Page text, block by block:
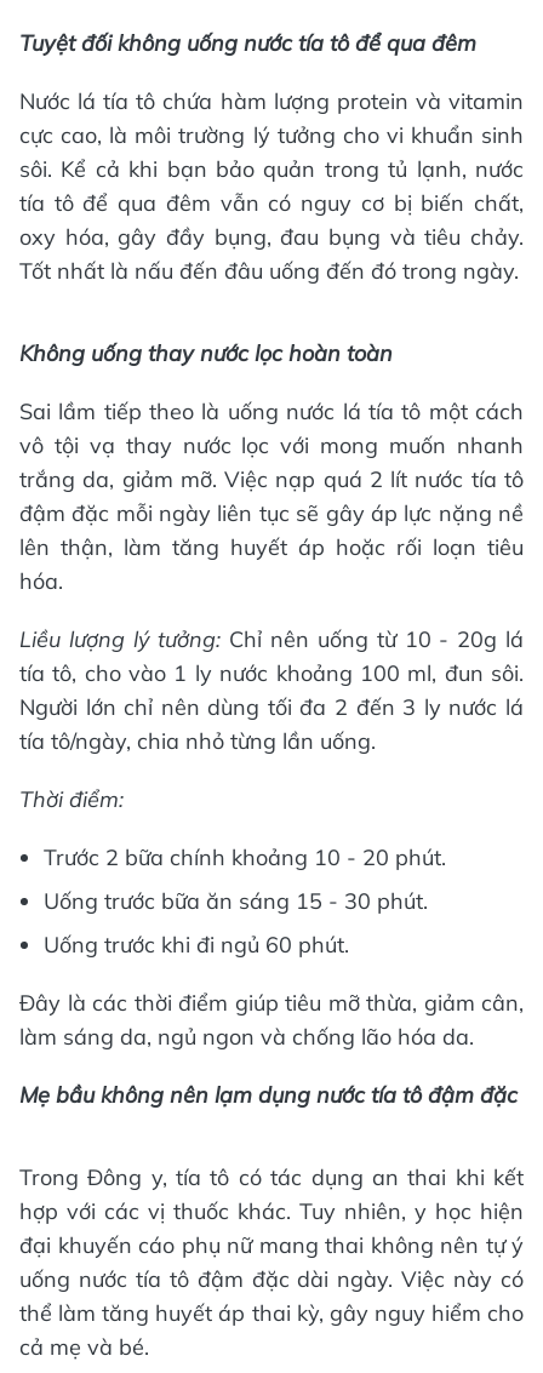
Tuyệt đối không uống nước tía tô để qua đêm
Nước lá tía tô chứa hàm lượng protein và vitamin
cực cao, là môi trường lý tưởng cho vi khuẩn sinh
sôi. Kể cả khi bạn bảo quản trong tủ lạnh, nước
tía tô để qua đêm vẫn có nguy cơ bị biến chất,
oxy hóa, gây đầy bụng, đau bụng và tiêu chảy.
Tốt nhất là nấu đến đâu uống đến đó trong ngày.
Không uống thay nước lọc hoàn toàn
Sai lầm tiếp theo là uống nước lá tía tô một cách
vô tội vạ thay nước lọc với mong muốn nhanh
trắng da, giảm mỡ. Việc nạp quá 2 lít nước tía tô
đậm đặc mỗi ngày liên tục sẽ gây áp lực nặng nề
lên thận, làm tăng huyết áp hoặc rối loạn tiêu
hóa.
Liều lượng lý tưởng: Chỉ nên uống từ 10 - 20g lá
tía tô, cho vào 1 ly nước khoảng 100 ml, đun sôi.
Người lớn chỉ nên dùng tối đa 2 đến 3 ly nước lá
tía tô/ngày, chia nhỏ từng lần uống.
Thời điểm:
Trước 2 bữa chính khoảng 10 - 20 phút.
Uống trước bữa ăn sáng 15 - 30 phút.
Uống trước khi đi ngủ 60 phút.
Đây là các thời điểm giúp tiêu mỡ thừa, giảm cân,
làm sáng da, ngủ ngon và chống lão hóa da.
Mẹ bầu không nên lạm dụng nước tía tô đậm đặc
Trong Đông y, tía tô có tác dụng an thai khi kết
hợp với các vị thuốc khác. Tuy nhiên, y học hiện
đại khuyến cáo phụ nữ mang thai không nên tự ý
uống nước tía tô đậm đặc dài ngày. Việc này có
thể làm tăng huyết áp thai kỳ, gây nguy hiểm cho
cả mẹ và bé.